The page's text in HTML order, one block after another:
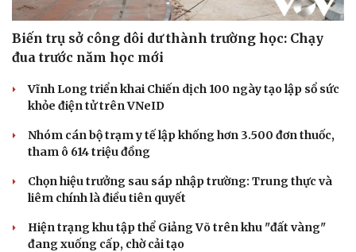
Cải chính
Biến trụ sở công dôi dư thành trường học: Chạy
đua trước năm học mới
Vĩnh Long triển khai Chiến dịch 100 ngày tạo lập sổ sức
khỏe điện tử trên VNeID
Nhóm cán bộ trạm y tế lập khống hơn 3.500 đơn thuốc,
tham ô 614 triệu đồng
Chọn hiệu trưởng sau sáp nhập trường: Trung thực và
liêm chính là điều tiên quyết
Hiện trạng khu tập thể Giảng Võ trên khu "đất vàng"
đang xuống cấp, chờ cải tạo